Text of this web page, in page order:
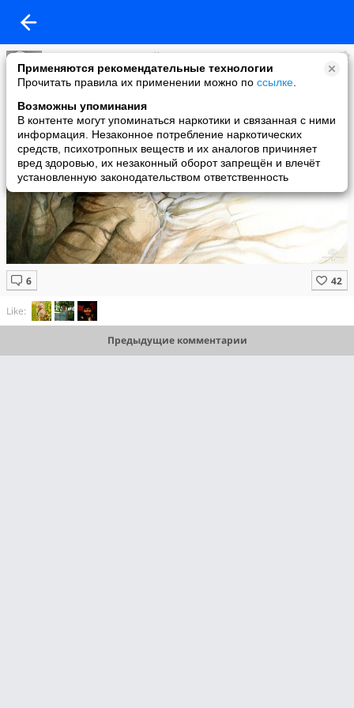
Применяются рекомендательные технологии
Прочитать правила их применении можно по ссылке
Возможны упоминания
В контенте могут упоминаться наркотики и связанная с ними
информация. Незаконное потребление наркотических
средств, психотропных веществ и их аналогов причиняет
вред здоровью, их незаконный оборот запрещён и влечёт
установленную законодательством ответственность
Слова Великих Людей
added a photo
17 Jul в 20:27
Like:
Предыдущие комментарии